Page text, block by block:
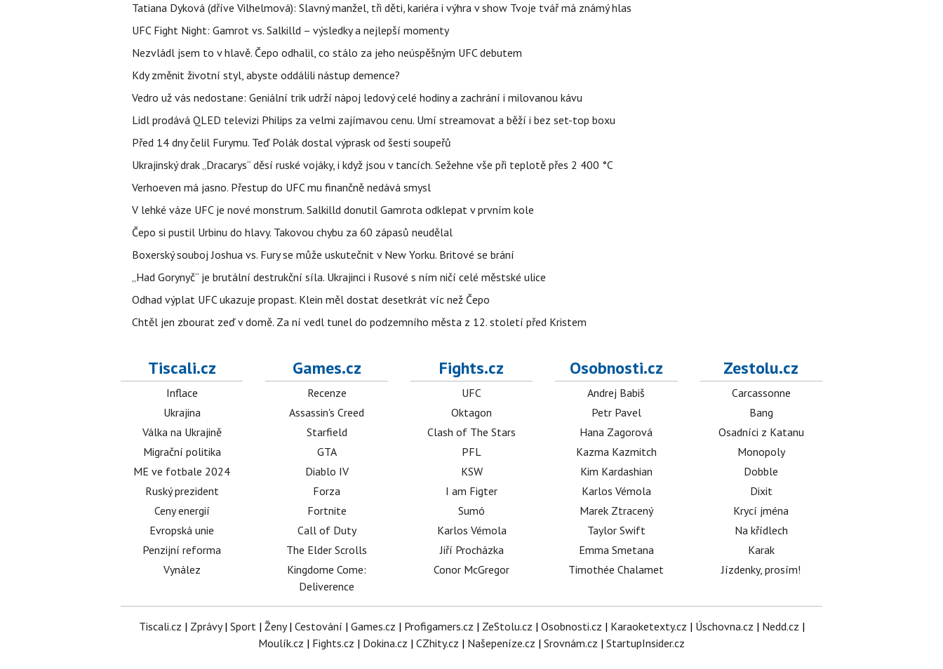
Tatiana Dyková (dříve Vilhelmová): Slavný manžel, tři děti, kariéra i výhra v show Tvoje tvář má známý hlas
UFC Fight Night: Gamrot vs. Salkilld – výsledky a nejlepší momenty
Nezvládl jsem to v hlavě. Čepo odhalil, co stálo za jeho neúspěšným UFC debutem
Kdy změnit životní styl, abyste oddálili nástup demence?
Vedro už vás nedostane: Geniální trik udrží nápoj ledový celé hodiny a zachrání i milovanou kávu
Lidl prodává QLED televizi Philips za velmi zajímavou cenu. Umí streamovat a běží i bez set-top boxu
Před 14 dny čelil Furymu. Teď Polák dostal výprask od šesti soupeřů
Ukrajinský drak „Dracarys“ děsí ruské vojáky, i když jsou v tancích. Sežehne vše při teplotě přes 2 400 °C
Verhoeven má jasno. Přestup do UFC mu finančně nedává smysl
V lehké váze UFC je nové monstrum. Salkilld donutil Gamrota odklepat v prvním kole
Čepo si pustil Urbinu do hlavy. Takovou chybu za 60 zápasů neudělal
Boxerský souboj Joshua vs. Fury se může uskutečnit v New Yorku. Britové se brání
„Had Gorynyč“ je brutální destrukční síla. Ukrajinci i Rusové s ním ničí celé městské ulice
Odhad výplat UFC ukazuje propast. Klein měl dostat desetkrát víc než Čepo
Chtěl jen zbourat zeď v domě. Za ní vedl tunel do podzemního města z 12. století před Kristem
Tiscali.cz
Inflace
Ukrajina
Válka na Ukrajině
Migrační politika
ME ve fotbale 2024
Ruský prezident
Ceny energií
Evropská unie
Penzijní reforma
Vynález
Games.cz
Recenze
Assassin's Creed
Starfield
GTA
Diablo IV
Forza
Fortnite
Call of Duty
The Elder Scrolls
Kingdome Come:
Deliverence
Fights.cz
UFC
Oktagon
Clash of The Stars
PFL
KSW
I am Figter
Sumó
Karlos Vémola
Jiří Procházka
Conor McGregor
Osobnosti.cz
Andrej Babiš
Petr Pavel
Hana Zagorová
Kazma Kazmitch
Kim Kardashian
Karlos Vémola
Marek Ztracený
Taylor Swift
Emma Smetana
Timothée Chalamet
Zestolu.cz
Carcassonne
Bang
Osadníci z Katanu
Monopoly
Dobble
Dixit
Krycí jména
Na křídlech
Karak
Jízdenky, prosím!
Tiscali.cz | Zprávy| Sport| Ženy| Cestování | Games.cz | Profigamers.cz | ZeStolu.cz | Osobnosti.cz | Karaoketexty.cz | Úschovna.cz | Nedd.cz |
Moulík.cz | Fights.cz | Dokina.cz | CZhity.cz | Našepeníze.cz | Srovnám.cz | StartupInsider.cz